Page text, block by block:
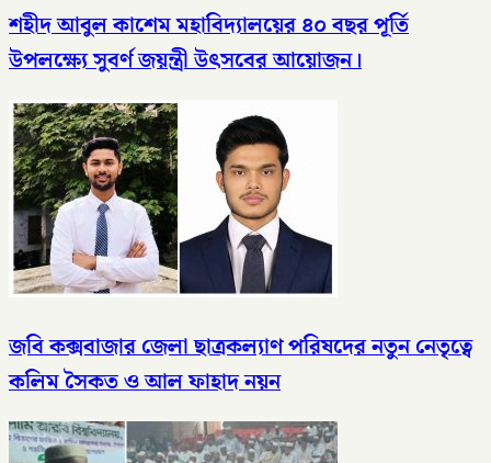
শহীদ আবুল কাশেম মহাবিদ্যালয়ের ৪০ বছর পূর্তি
উপলক্ষ্যে সুবর্ণ জয়ন্ত্রী উৎসবের আয়োজন।
জবি কক্সবাজার জেলা ছাত্রকল্যাণ পরিষদের নতুন নেতৃত্বে
কলিম সৈকত ও আল ফাহাদ নয়ন